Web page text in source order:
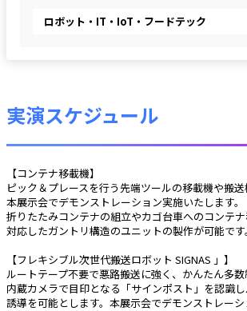
ロボット・IT・IoT・フードテック
実演スケジュール
【コンテナ移載機】
ピック＆プレースを行う先端ツールの移載機や搬送
本展示会でデモンストレーション実施いたします。
折りたたみコンテナの組立やカゴ台車へのコンテ
対応したガントリ構造のユニットの製作が可能です。
【フレキシブル次世代搬送ロボット SIGNAS 」】
ルートテープ不要で悪路搬送に強く、かんたん多数
内蔵カメラで目印となる「サインポスト」を認識
誘導を可能とします。本展示会でデモンストレーシ